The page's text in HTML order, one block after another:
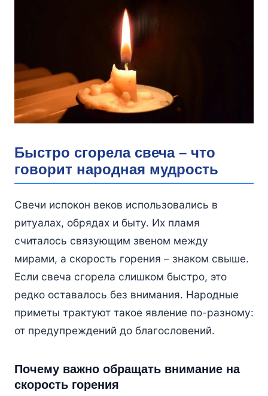
Быстро сгорела свеча – что
говорит народная мудрость
Свечи испокон веков использовались в
ритуалах, обрядах и быту. Их пламя
считалось связующим звеном между
мирами, а скорость горения – знаком свыше.
Если свеча сгорела слишком быстро, это
редко оставалось без внимания. Народные
приметы трактуют такое явление по-разному:
от предупреждений до благословений.
Почему важно обращать внимание на
скорость горения